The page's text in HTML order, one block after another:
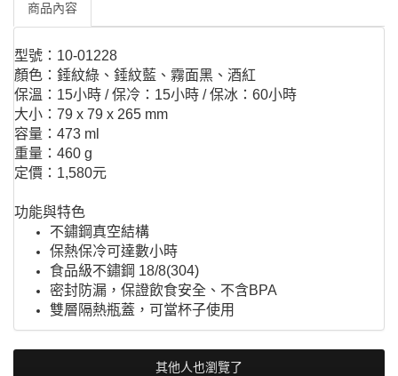
商品內容
型號：10-01228
顏色：錘紋綠、錘紋藍、霧面黑、酒紅
保溫：15小時 / 保冷：15小時 / 保冰：60小時
大小：79 x 79 x 265 mm
容量：473 ml
重量：460 g
定價：1,580元
功能與特色
不鏽鋼真空結構
保熱保冷可達數小時
食品級不鏽鋼 18/8(304)
密封防漏，保證飲食安全、不含BPA
雙層隔熱瓶蓋，可當杯子使用
其他人也瀏覽了